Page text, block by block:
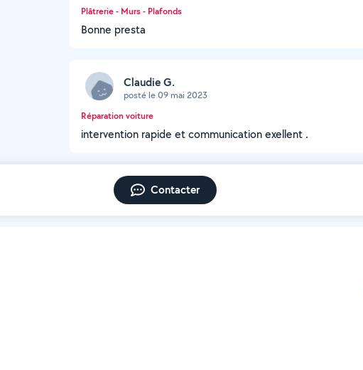
Plâtrerie - Murs - Plafonds
Bonne presta
Claudie G.
posté le 09 mai 2023
Réparation voiture
intervention rapide et communication exellent .
Contacter